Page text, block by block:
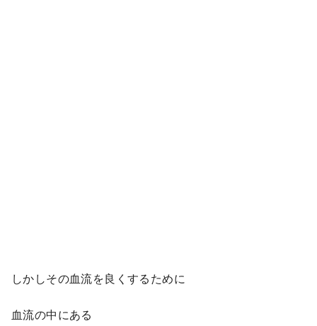
しかしその血流を良くするために
血流の中にある